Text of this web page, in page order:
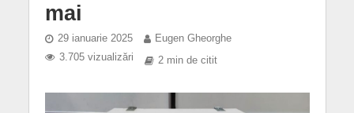
mai
29 ianuarie 2025
Eugen Gheorghe
3.705 vizualizări
2 min de citit